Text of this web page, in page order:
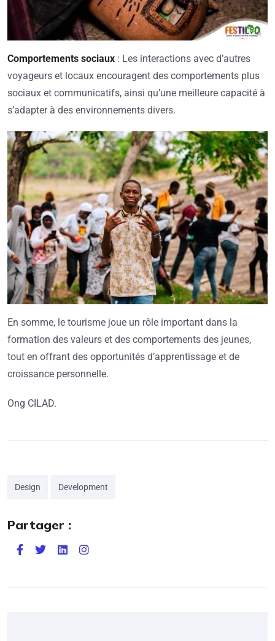
Comportements sociaux : Les interactions avec d’autres
voyageurs et locaux encouragent des comportements plus
sociaux et communicatifs, ainsi qu’une meilleure capacité à
s’adapter à des environnements divers.
En somme, le tourisme joue un rôle important dans la
formation des valeurs et des comportements des jeunes,
tout en offrant des opportunités d’apprentissage et de
croissance personnelle.
Ong CILAD.
Design Development
Partager :